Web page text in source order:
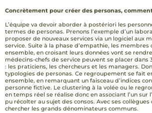
Concrètement pour créer des personas,
L’équipe va devoir aborder à postériori les
termes de personas. Prenons l’exemple d’un
proposer de nouveaux services via un logiciel aux
service. Suite à la phase d’empathie, les membres
ensemble, en croisant leurs données vont se
médecins-chefs de service peuvent se placer dans
: les praticiens, les chercheurs et les managers.
typologies de personas. Ce regroupement se fait
ensemble, en remarquant un faisceau d’indices
personne fictive. Le clustering à la volée ou le
en temps réel se réalise donc en associant l’un sur
pu récolter au sujet des consos. Avec ses collègues
chercher les grands dénominateurs communs.